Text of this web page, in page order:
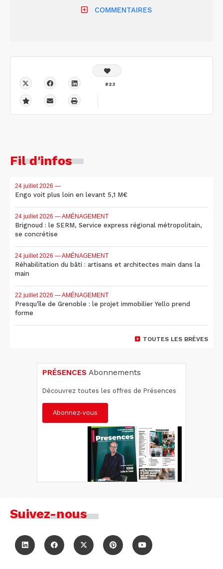
COMMENTAIRES
823
Fil d'infos
24 juillet 2026 —
Engo voit plus loin en levant 5,1 M€
24 juillet 2026 — AMÉNAGEMENT
Brignoud : le SERM, Service express régional métropolitain,
se concrétise
24 juillet 2026 — AMÉNAGEMENT
Réhabilitation du bâti : artisans et architectes main dans la
main
22 juillet 2026 — AMÉNAGEMENT
Presqu'île de Grenoble : le projet immobilier Yello prend
forme
TOUTES LES BRÈVES
PRÉSENCES Abonnements
Découvrez toutes les offres de Présences
Abonnez-vous
Suivez-nous